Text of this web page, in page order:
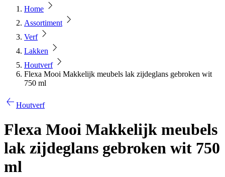
Home
Assortiment
Verf
Lakken
Houtverf
Flexa Mooi Makkelijk meubels lak zijdeglans gebroken wit
750 ml
Houtverf
Flexa Mooi Makkelijk meubels
lak zijdeglans gebroken wit 750
ml